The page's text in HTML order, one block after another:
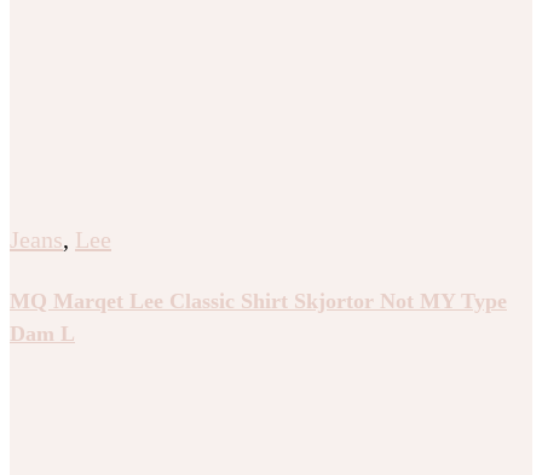
Jeans, Lee
MQ Marqet Lee Classic Shirt Skjortor Not MY Type
Dam L